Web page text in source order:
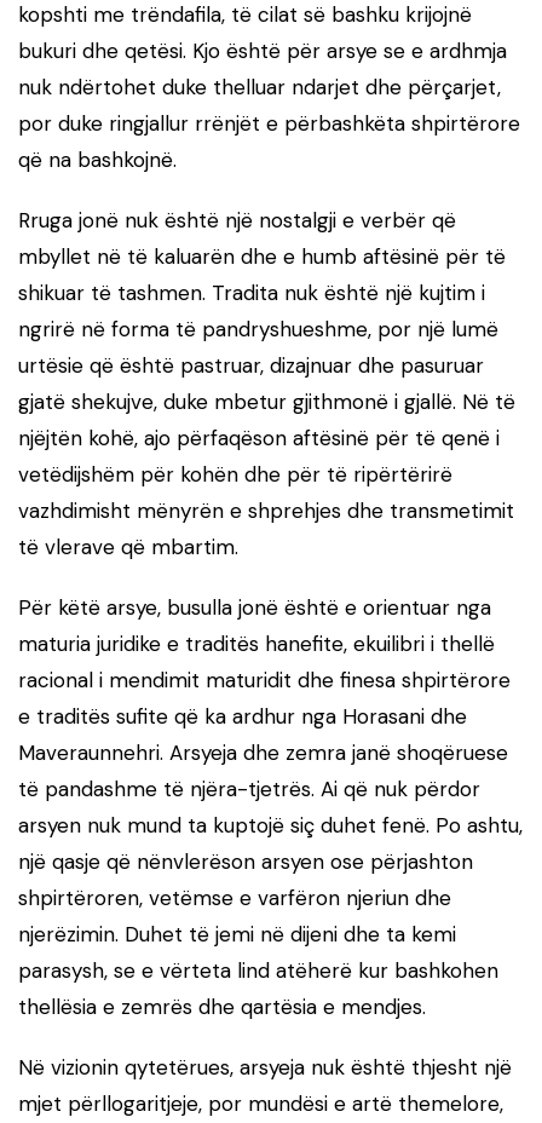
kopshti me trëndafila, të cilat së bashku krijojnë
bukuri dhe qetësi. Kjo është për arsye se e ardhmja
nuk ndërtohet duke thelluar ndarjet dhe përçarjet,
por duke ringjallur rrënjët e përbashkëta shpirtërore
që na bashkojnë.
Rruga jonë nuk është një nostalgji e verbër që
mbyllet në të kaluarën dhe e humb aftësinë për të
shikuar të tashmen. Tradita nuk është një kujtim i
ngrirë në forma të pandryshueshme, por një lumë
urtësie që është pastruar, dizajnuar dhe pasuruar
gjatë shekujve, duke mbetur gjithmonë i gjallë. Në të
njëjtën kohë, ajo përfaqëson aftësinë për të qenë i
vetëdijshëm për kohën dhe për të ripërtërirë
vazhdimisht mënyrën e shprehjes dhe transmetimit
të vlerave që mbartim.
Për këtë arsye, busulla jonë është e orientuar nga
maturia juridike e traditës hanefite, ekuilibri i thellë
racional i mendimit maturidit dhe finesa shpirtërore
e traditës sufite që ka ardhur nga Horasani dhe
Maveraunnehri. Arsyeja dhe zemra janë shoqëruese
të pandashme të njëra-tjetrës. Ai që nuk përdor
arsyen nuk mund ta kuptojë siç duhet fenë. Po ashtu,
një qasje që nënvlerëson arsyen ose përjashton
shpirtëroren, vetëmse e varfëron njeriun dhe
njerëzimin. Duhet të jemi në dijeni dhe ta kemi
parasysh, se e vërteta lind atëherë kur bashkohen
thellësia e zemrës dhe qartësia e mendjes.
Në vizionin qytetërues, arsyeja nuk është thjesht një
mjet përllogaritjeje, por mundësi e artë themelore,